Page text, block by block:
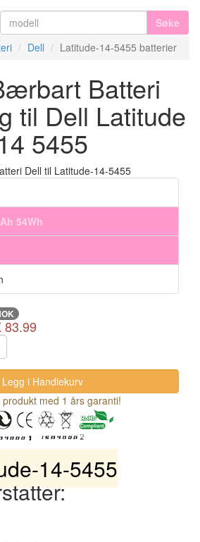
Søke
Dell Latitude-14-5455 batterier
Batteri
til Dell Latitude
5455
54Wh
83.99
produkt med 1 års garanti!
14-5455